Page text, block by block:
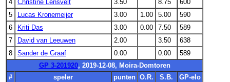
4
Christine Lensvelt 3.50 8.75
600
5
Lucas Kronemeijer 3.00 1.00 5.00
590
6
Kriti Das 3.00 0.00 7.50
589
7
David van Leeuwen 2.00 3.50
638
8
Sander de Graaf 0.00 0.00
589
GP 3-201920, 2019-12-08, Moira-Domtoren
#
speler punten O.R. S.B.
GP-elo